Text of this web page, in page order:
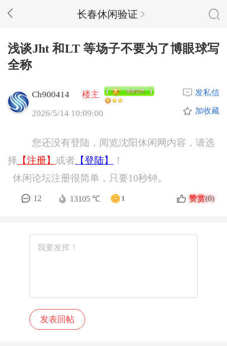
长春休闲验证
浅谈Jht 和LT 等场子不要为了博眼球写
全称
Ch900414
楼主
2026/5/14 10:09:00
发私信
加收藏
您还没有登陆，阅览沈阳休闲网内容，请选
择 【注册】 或者 【登陆】
！
休闲论坛注册很简单，只要10秒钟。
12 13105 ℃ 1 赞赏(0)